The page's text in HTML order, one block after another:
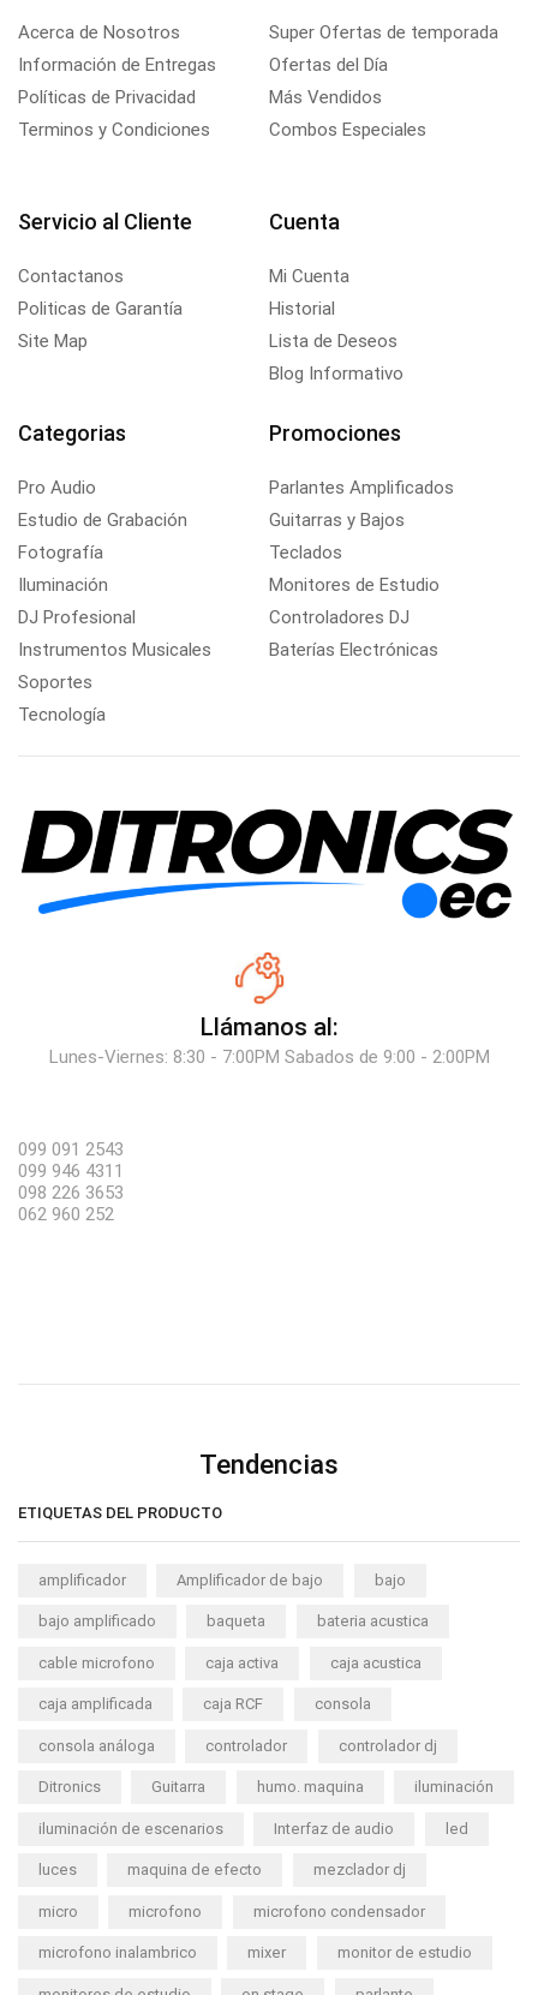
Acerca de Nosotros
Información de Entregas
Políticas de Privacidad
Terminos y Condiciones
Super Ofertas de temporada
Ofertas del Día
Más Vendidos
Combos Especiales
Servicio al Cliente
Contactanos
Politicas de Garantía
Site Map
Cuenta
Mi Cuenta
Historial
Lista de Deseos
Blog Informativo
Categorias
Pro Audio
Estudio de Grabación
Fotografía
Iluminación
DJ Profesional
Instrumentos Musicales
Soportes
Tecnología
Promociones
Parlantes Amplificados
Guitarras y Bajos
Teclados
Monitores de Estudio
Controladores DJ
Baterías Electrónicas
Llámanos al:
Lunes-Viernes: 8:30 - 7:00PM Sabados de 9:00 - 2:00PM
099 091 2543
099 946 4311
098 226 3653
062 960 252
Tendencias
ETIQUETAS DEL PRODUCTO
amplificador Amplificador de bajo bajo
bajo amplificado baqueta bateria acustica
cable microfono caja activa caja acustica
caja amplificada caja RCF consola
consola análoga controlador controlador dj
Ditronics Guitarra humo. maquina iluminación
iluminación de escenarios Interfaz de audio led
luces maquina de efecto mezclador dj
micro microfono microfono condensador
microfono inalambrico mixer monitor de estudio